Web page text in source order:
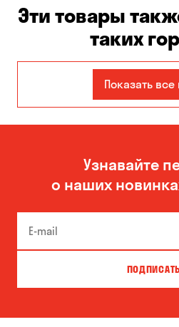
Эти товары
таких
Авангард
Бабурка
Бережинка
Вита-Почтовая
Показать все
Узнавайте
о наших